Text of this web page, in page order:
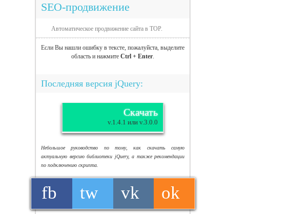
SEO-продвижение
Автоматическое продвижение сайта в TOP.
Если Вы нашли ошибку в тексте, пожалуйста, выделите
область и нажмите Ctrl + Enter.
Последняя версия jQuery:
Скачать
v.1.4.1 или v.3.0.0
Небольшое руководство по тому, как скачать самую
актуальную версию библиотеки jQuery, а также рекомендации
по подключению скрипта.
fb tw vk ok